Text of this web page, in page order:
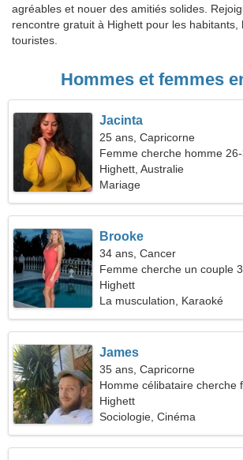
agréables et nouer des amitiés solides.
rencontre gratuit à Highett pour les habitants,
touristes.
Hommes et femmes
Jacinta
25 ans, Capricorne
Femme cherche homme
Highett, Australie
Mariage
Brooke
34 ans, Cancer
Femme cherche un couple
Highett
La musculation, Karaoké
James
35 ans, Capricorne
Homme célibataire cherche
Highett
Sociologie, Cinéma